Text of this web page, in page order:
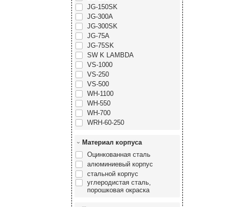
JG-150SK
JG-300A
JG-300SK
JG-75A
JG-75SK
SW K LAMBDA
VS-1000
VS-250
VS-500
WH-1100
WH-550
WH-700
WRH-60-250
Материал корпуса
Оцинкованная сталь
алюминиевый корпус
стальной корпус
углеродистая сталь,
порошковая окраска